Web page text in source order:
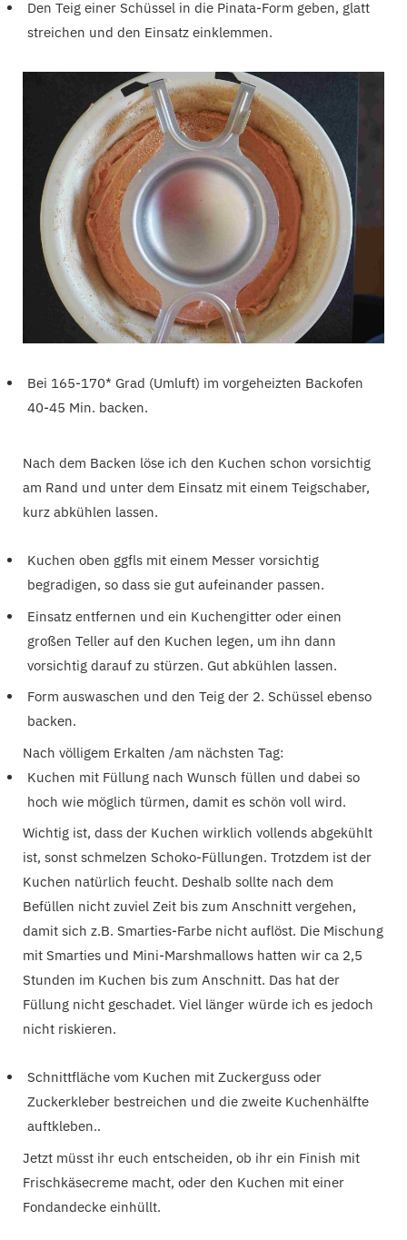
Den Teig einer Schüssel in die Pinata-Form geben, glatt
streichen und den Einsatz einklemmen.
Bei 165-170* Grad (Umluft) im vorgeheizten Backofen
40-45 Min. backen.
Nach dem Backen löse ich den Kuchen schon vorsichtig
am Rand und unter dem Einsatz mit einem Teigschaber,
kurz abkühlen lassen.
Kuchen oben ggfls mit einem Messer vorsichtig
begradigen, so dass sie gut aufeinander passen.
Einsatz entfernen und ein Kuchengitter oder einen
großen Teller auf den Kuchen legen, um ihn dann
vorsichtig darauf zu stürzen. Gut abkühlen lassen.
Form auswaschen und den Teig der 2. Schüssel ebenso
backen.
Nach völligem Erkalten /am nächsten Tag:
Kuchen mit Füllung nach Wunsch füllen und dabei so
hoch wie möglich türmen, damit es schön voll wird.
Wichtig ist, dass der Kuchen wirklich vollends abgekühlt
ist, sonst schmelzen Schoko-Füllungen. Trotzdem ist der
Kuchen natürlich feucht. Deshalb sollte nach dem
Befüllen nicht zuviel Zeit bis zum Anschnitt vergehen,
damit sich z.B. Smarties-Farbe nicht auflöst. Die Mischung
mit Smarties und Mini-Marshmallows hatten wir ca 2,5
Stunden im Kuchen bis zum Anschnitt. Das hat der
Füllung nicht geschadet. Viel länger würde ich es jedoch
nicht riskieren.
Schnittfläche vom Kuchen mit Zuckerguss oder
Zuckerkleber bestreichen und die zweite Kuchenhälfte
auftkleben..
Jetzt müsst ihr euch entscheiden, ob ihr ein Finish mit
Frischkäsecreme macht, oder den Kuchen mit einer
Fondandecke einhüllt.